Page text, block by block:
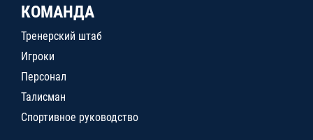
КОМАНДА
Тренерский штаб
Игроки
Персонал
Талисман
Спортивное руководство